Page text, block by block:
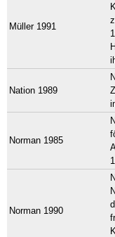
Müller 1991
Nation 1989
Norman 1985
Norman 1990